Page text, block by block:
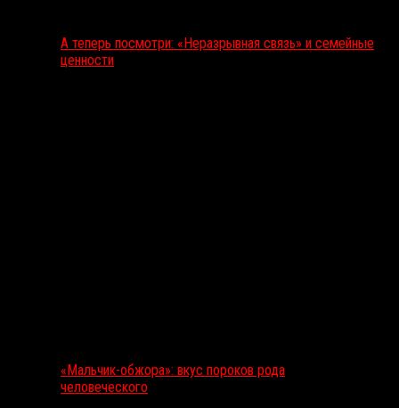
А теперь посмотри: «Неразрывная связь» и семейные
ценности
«Мальчик-обжора»: вкус пороков рода
человеческого